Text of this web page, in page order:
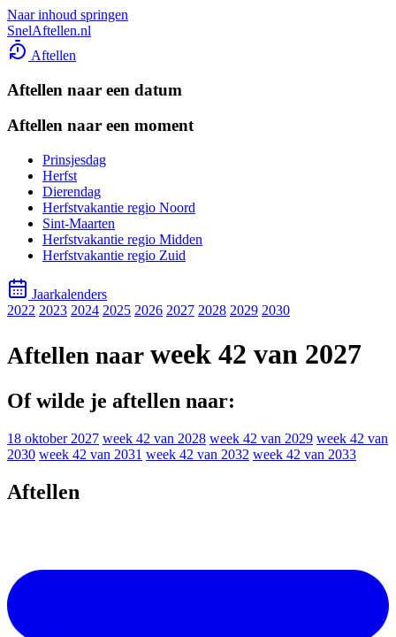
Naar inhoud springen
SnelAftellen.nl
Aftellen
Aftellen naar een datum
Aftellen naar een moment
Prinsjesdag
Herfst
Dierendag
Herfstvakantie regio Noord
Sint-Maarten
Herfstvakantie regio Midden
Herfstvakantie regio Zuid
Jaarkalenders
2022 2023 2024 2025 2026 2027 2028 2029 2030
Aftellen naar week 42 van 2027
Of wilde je aftellen naar:
18 oktober 2027 week 42 van 2028 week 42 van 2029 week 42 van
2030 week 42 van 2031 week 42 van 2032 week 42 van 2033
Aftellen